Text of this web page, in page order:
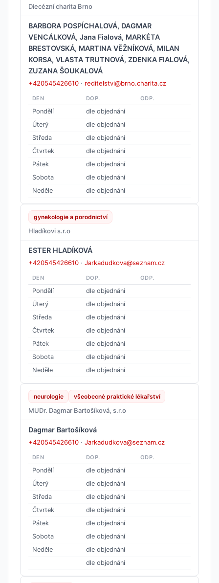
Diecézní charita Brno
BARBORA POSPÍCHALOVÁ, DAGMAR
VENCÁLKOVÁ, Jana Fialová, MARKÉTA
BRESTOVSKÁ, MARTINA VĚŽNÍKOVÁ, MILAN
KORSA, VLASTA TRUTNOVÁ, ZDENKA FIALOVÁ,
ZUZANA ŠOUKALOVÁ
+420545426610 · reditelstvi@brno.charita.cz
DEN DOP. ODP.
Pondělí
dle objednání
Úterý
dle objednání
Středa
dle objednání
Čtvrtek
dle objednání
Pátek
dle objednání
Sobota
dle objednání
Neděle
dle objednání
gynekologie a porodnictví
Hladíkovi s.r.o
ESTER HLADÍKOVÁ
+420545426610 · Jarkadudkova@seznam.cz
DEN DOP. ODP.
Pondělí
dle objednání
Úterý
dle objednání
Středa
dle objednání
Čtvrtek
dle objednání
Pátek
dle objednání
Sobota
dle objednání
Neděle
dle objednání
neurologie všeobecné praktické lékařství
MUDr. Dagmar Bartošíková, s.r.o
Dagmar Bartošíková
+420545426610 · Jarkadudkova@seznam.cz
DEN DOP. ODP.
Pondělí
dle objednání
Úterý
dle objednání
Středa
dle objednání
Čtvrtek
dle objednání
Pátek
dle objednání
Sobota
dle objednání
Neděle
dle objednání
dle objednání